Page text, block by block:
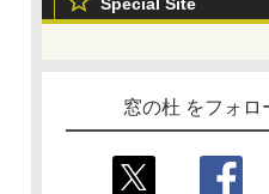
窓の杜 をフォロ